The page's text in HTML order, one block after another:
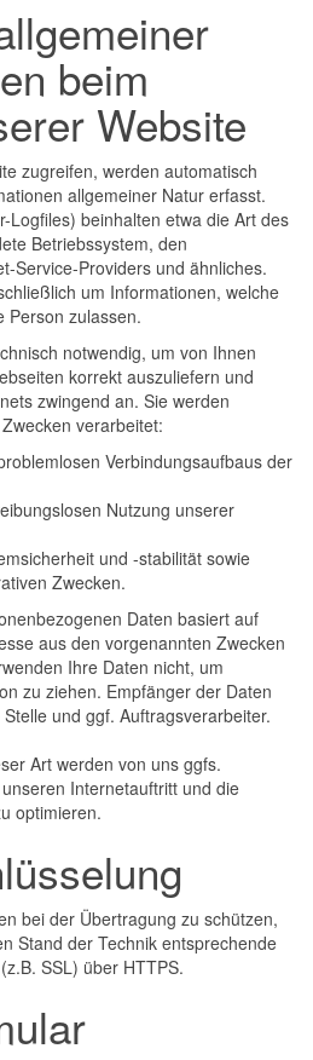
beim
Website
zugreifen, werden automatisch
allgemeiner Natur erfasst.
Logfiles) beinhalten etwa die Art des
Betriebssystem, den
Service-Providers und ähnliches.
um Informationen, welche
Person zulassen.
notwendig, um von Ihnen
korrekt auszuliefern und
zwingend an. Sie werden
verarbeitet:
Verbindungsaufbaus der
Nutzung unserer
und -stabilität sowie
Zwecken.
Daten basiert auf
aus den vorgenannten Zwecken
Ihre Daten nicht, um
zu ziehen. Empfänger der Daten
und ggf. Auftragsverarbeiter.
Art werden von uns ggfs.
Internetauftritt und die
optimieren.
bei der Übertragung zu schützen,
Stand der Technik entsprechende
SSL) über HTTPS.